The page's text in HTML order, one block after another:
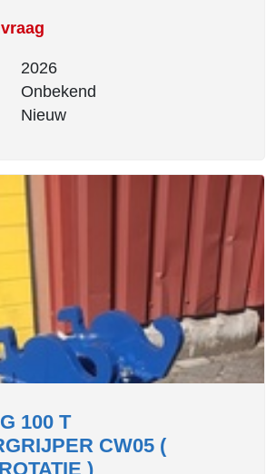
2026
Onbekend
Nieuw
100 T
CW05 (
)